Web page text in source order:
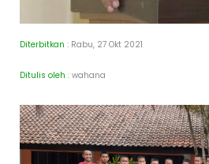
Diterbitkan : Rabu, 27 Okt 2021
Ditulis oleh : wahana